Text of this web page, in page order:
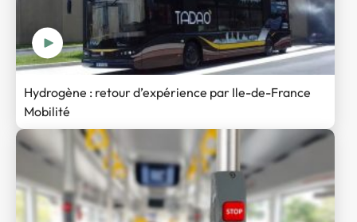
Hydrogène : retour d’expérience par Ile-de-France
Mobilité